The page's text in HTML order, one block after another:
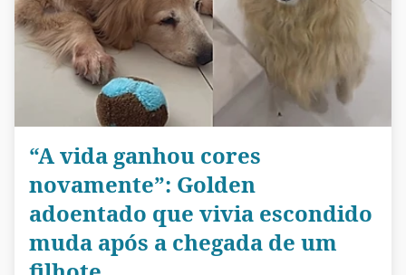
“A vida ganhou cores
novamente”: Golden
adoentado que vivia escondido
muda após a chegada de um